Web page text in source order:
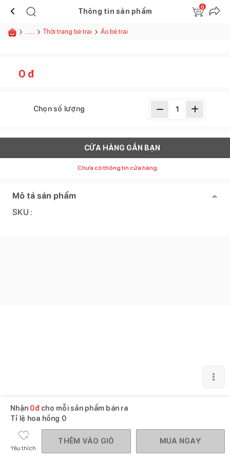
Thông tin sản phẩm
0
...... Thời trang bé trai Áo bé trai
0 đ
Chọn số lượng
CỬA HÀNG GẦN BẠN
Chưa có thông tin cửa hàng.
Mô tả sản phẩm
SKU :
Nhận 0đcho mỗi sản phẩm bán ra
Tỉ lệ hoa hồng 0
Yêu thích
THÊM VÀO GIỎ MUA NGAY